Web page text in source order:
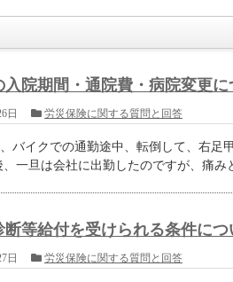
入院期間・通院費・病院変更に
日 労災保険に関する質問と回答
バイクでの通勤途中、転倒して、右足
、一旦は会社に出勤したのですが、痛み
断等給付を受けられる条件につ
日 労災保険に関する質問と回答